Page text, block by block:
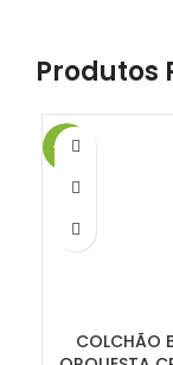
Produtos
-50%
COLCHÃO